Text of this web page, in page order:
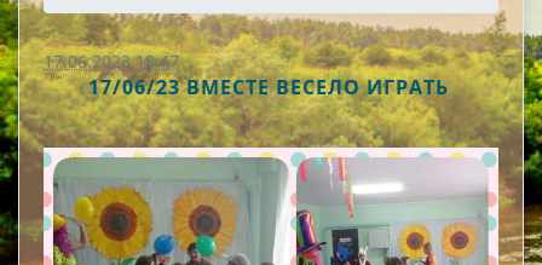
17.06.2023 18:47
​ 17/06/23 ВМЕСТЕ ВЕСЕЛО ИГРАТЬ ​